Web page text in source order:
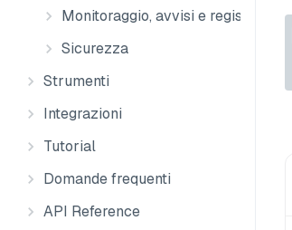
Monitoraggio, avvisi e registri
Sicurezza
Strumenti
Integrazioni
Tutorial
Domande frequenti
API Reference